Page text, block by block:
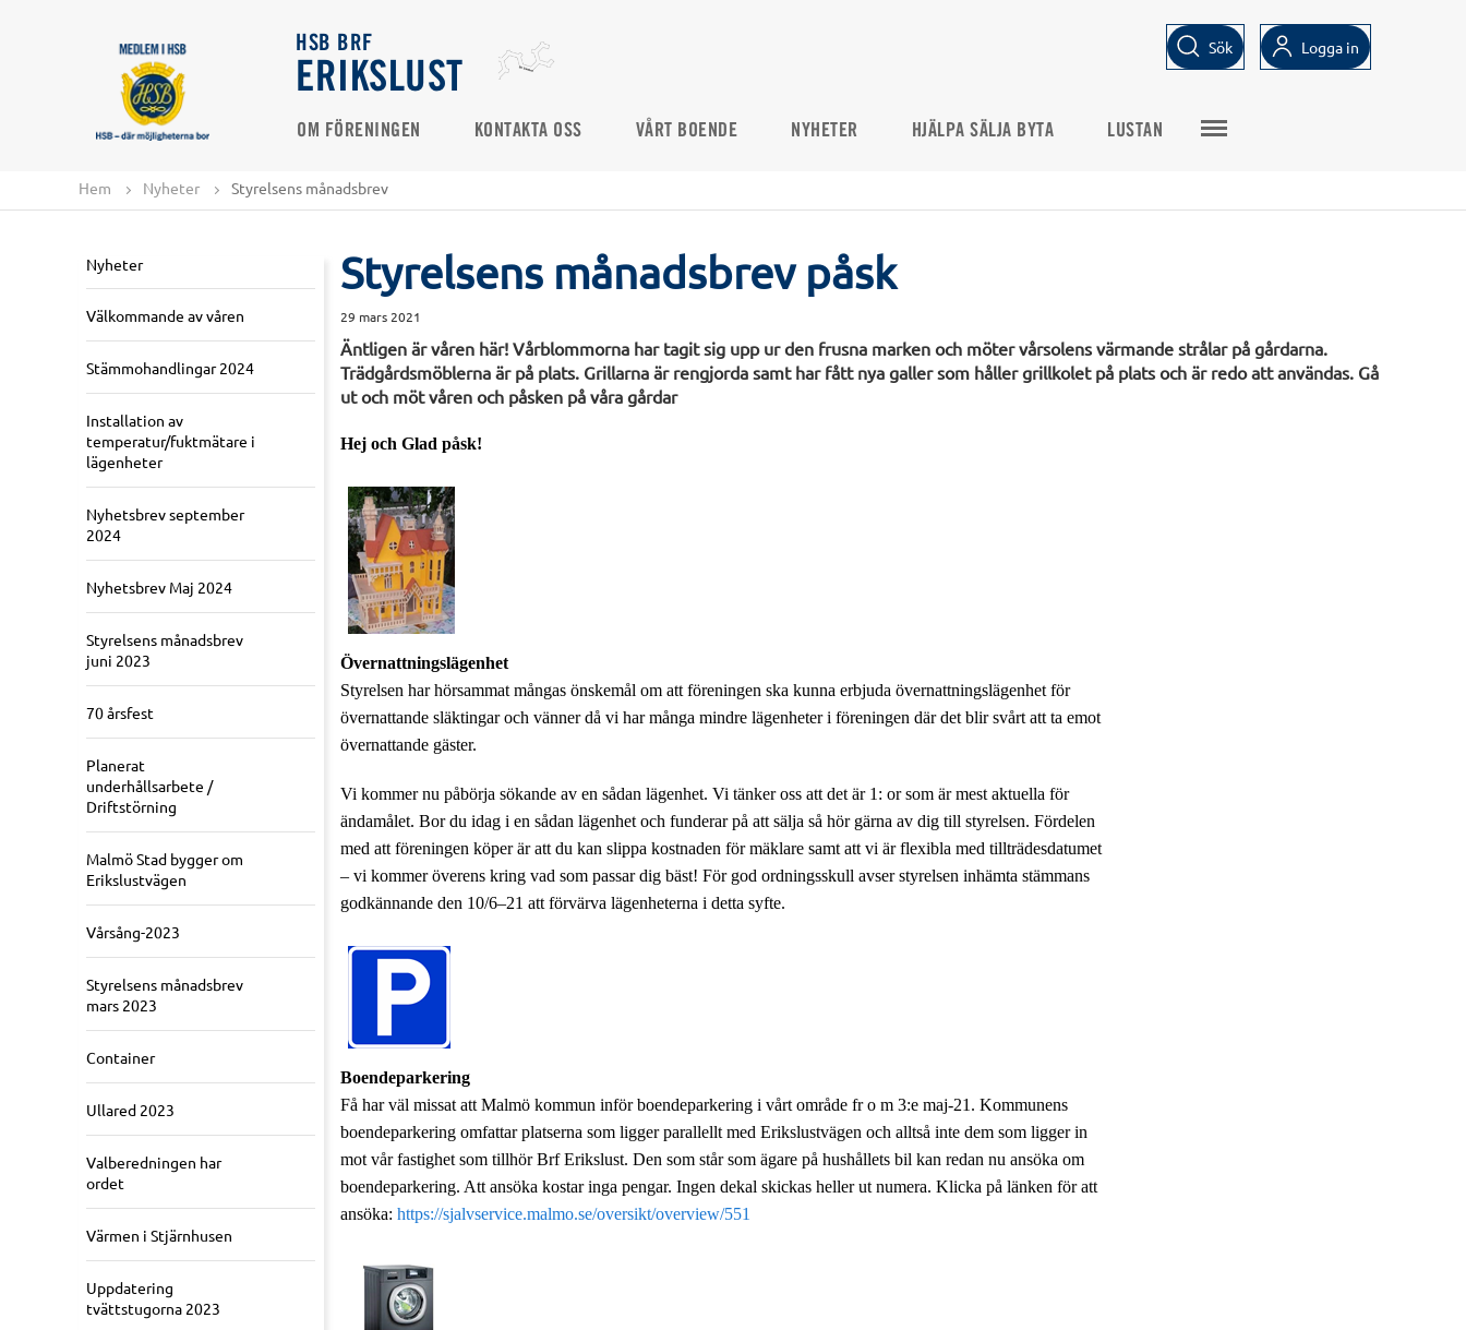
HSB BRF
ERIKSLUST
Sök Logga in
OM FÖRENINGEN KONTAKTA OSS VÅRT BOENDE NYHETER HJÄLPA SÄLJA BYTA LUSTAN
Hem Nyheter Styrelsens månadsbrev
Nyheter
Välkommande av våren
Stämmohandlingar 2024
Installation av
temperatur/fuktmätare i
lägenheter
Nyhetsbrev september
2024
Nyhetsbrev Maj 2024
Styrelsens månadsbrev
juni 2023
70 årsfest
Planerat
underhållsarbete /
Driftstörning
Malmö Stad bygger om
Erikslustvägen
Vårsång-2023
Styrelsens månadsbrev
mars 2023
Container
Ullared 2023
Valberedningen har
ordet
Värmen i Stjärnhusen
Uppdatering
tvättstugorna 2023
Styrelsens månadsbrev påsk
29 mars 2021
Äntligen är våren här! Vårblommorna har tagit sig upp ur den frusna marken och möter vårsolens värmande strålar på gårdarna.
Trädgårdsmöblerna är på plats. Grillarna är rengjorda samt har fått nya galler som håller grillkolet på plats och är redo att användas. Gå
ut och möt våren och påsken på våra gårdar
Hej och Glad påsk!
Övernattningslägenhet
Styrelsen har hörsammat mångas önskemål om att föreningen ska kunna erbjuda övernattningslägenhet för
övernattande släktingar och vänner då vi har många mindre lägenheter i föreningen där det blir svårt att ta emot
övernattande gäster.
Vi kommer nu påbörja sökande av en sådan lägenhet. Vi tänker oss att det är 1: or som är mest aktuella för
ändamålet. Bor du idag i en sådan lägenhet och funderar på att sälja så hör gärna av dig till styrelsen. Fördelen
med att föreningen köper är att du kan slippa kostnaden för mäklare samt att vi är flexibla med tillträdesdatumet
– vi kommer överens kring vad som passar dig bäst! För god ordningsskull avser styrelsen inhämta stämmans
godkännande den 10/6–21 att förvärva lägenheterna i detta syfte.
Boendeparkering
Få har väl missat att Malmö kommun inför boendeparkering i vårt område fr o m 3:e maj-21. Kommunens
boendeparkering omfattar platserna som ligger parallellt med Erikslustvägen och alltså inte dem som ligger in
mot vår fastighet som tillhör Brf Erikslust. Den som står som ägare på hushållets bil kan redan nu ansöka om
boendeparkering. Att ansöka kostar inga pengar. Ingen dekal skickas heller ut numera. Klicka på länken för att
ansöka: https://sjalvservice.malmo.se/oversikt/overview/551